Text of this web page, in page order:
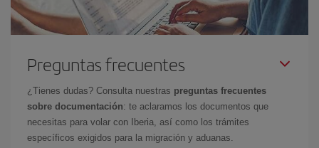
Preguntas frecuentes
¿Tienes dudas? Consulta nuestras preguntas frecuentes
sobre documentación: te aclaramos los documentos que
necesitas para volar con Iberia, así como los trámites
específicos exigidos para la migración y aduanas.